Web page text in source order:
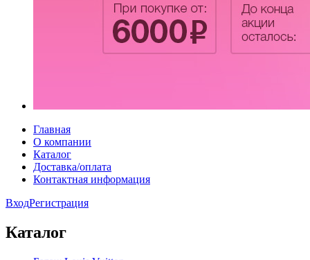
Главная
О компании
Каталог
Доставка/оплата
Контактная информация
ВходРегистрация
Каталог